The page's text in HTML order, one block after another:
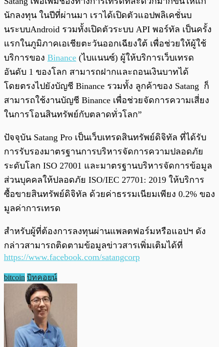
นักลงทุน ในปีที่ผ่านมา เราได้เปิดตัวแอปพลิเคชั่นบ
นระบบAndroid รวมทั้งเปิดตัวระบบ API พอร์ทัล เป็นครั้ง
แรกในภูมิภาคเอเชียตะวันออกเฉียงใต้ เพื่อช่วยให้ผู้ใช้
บริการของ Binance (ไบแนนซ์) ผู้ให้บริการเว็บเทรด
อันดับ 1 ของโลก สามารถฝากและถอนเงินบาทได้
โดยตรงไปยังบัญชี Binance รวมทั้ง ลูกค้าของ Satang ก็
สามารถใช้งานบัญชี Binance เพื่อช่วยจัดการความเสี่ยง
ในการโอนสินทรัพย์กับตลาดทั่วโลก”
ปัจจุบัน Satang Pro เป็นเว็บเทรดสินทรัพย์ดิจิทัล ที่ได้รับ
การรับรองมาตรฐานการบริหารจัดการความปลอดภัย
ระดับโลก ISO 27001 และมาตรฐานบริหารจัดการข้อมูล
ส่วนบุคคลให้ปลอดภัย ISO/IEC 27701: 2019 ให้บริการ
ซื้อขายสินทรัพย์ดิจิทัล ด้วยค่าธรรมเนียมเพียง 0.2% ของ
มูลค่าการเทรด
สำหรับผู้ที่ต้องการลงทุนผ่านแพลตฟอร์มหรือแอปฯ ดัง
กล่าวสามารถติดตามข้อมูลข่าวสารเพิ่มเติมได้ที่
https://www.facebook.com/satangcorp
bitcoin บิทคอยน์